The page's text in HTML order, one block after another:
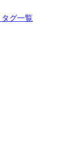
タグ一覧